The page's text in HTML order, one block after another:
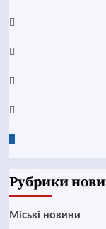
YouTube
Telegram
Instagram
Twitter
Google
Рубрики
Mіські новини